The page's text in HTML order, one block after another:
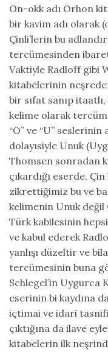
On-okk adı Orhon
bir kavim adı olarak
Çinli’lerin bu
tercümesinden
Vaktiyle Radloff gibi
kitabelerinin
bir sıfat sanıp
kelime olarak
“O” ve “U”
dolayısiyle Unuk
Thomsen sonradan
çıkardığı eserde,
zikrettiğimiz bu ve
kelimenin Unuk değil
Türk kabilesinin
ve kabul ederek
yanlışı düzeltir ve
tercümesinin buna
Schlegel’in Uygurca
eserinin bi kaydına
içtimai ve idari
çıktığına da ilave
kitabelerin ilk